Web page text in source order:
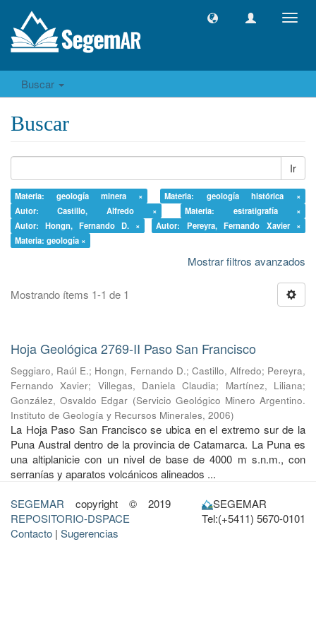
Buscar
Buscar
Ir
Materia: geología minera ×
Materia: geología histórica ×
Autor: Castillo, Alfredo ×
Materia: estratigrafía ×
Autor: Hongn, Fernando D. ×
Autor: Pereyra, Fernando Xavier ×
Materia: geología ×
Mostrar filtros avanzados
Mostrando ítems 1-1 de 1
Hoja Geológica 2769-II Paso San Francisco
Seggiaro, Raúl E.; Hongn, Fernando D.; Castillo, Alfredo; Pereyra,
Fernando Xavier; Villegas, Daniela Claudia; Martínez, Liliana;
González, Osvaldo Edgar (Servicio Geológico Minero Argentino.
Instituto de Geología y Recursos Minerales, 2006)
La Hoja Paso San Francisco se ubica en el extremo sur de la
Puna Austral dentro de la provincia de Catamarca. La Puna es
una altiplanicie con un nivel de base de 4000 m s.n.m., con
serranías y aparatos volcánicos alineados ...
SEGEMAR copyright © 2019
REPOSITORIO-DSPACE
Contacto | Sugerencias
SEGEMAR
Tel:(+5411) 5670-0101